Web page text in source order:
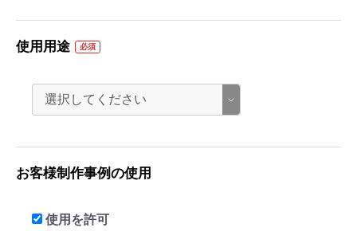
使用用途 必須
お客様制作事例の使用
使用を許可